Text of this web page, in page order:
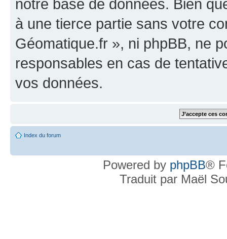
notre base de données. Bien
à une tierce partie sans votre
Géomatique.fr », ni phpBB, ne
responsables en cas de
vos données.
Index du forum
Powered by phpBB®
Traduit par Maël